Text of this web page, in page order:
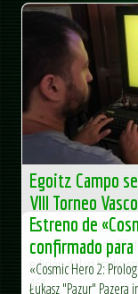
Egoitz Campo
VIII Torneo
La comunidad de
reunirse el pasado 25
edición del ya
464,...
Estreno de
confirmado
«Cosmic Hero 2:
Łukasz "Pazur"